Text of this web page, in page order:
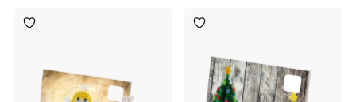
Toevoegen
aan
Toevoegen
aan